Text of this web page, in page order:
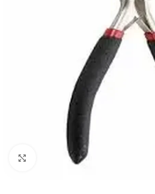
Click to enlarge